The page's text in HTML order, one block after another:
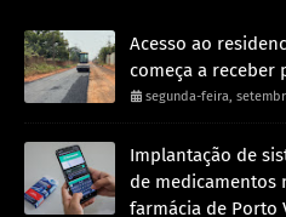
Acesso ao
começa a receber
segunda-feira,
Implantação de
de medicamentos
farmácia de Porto